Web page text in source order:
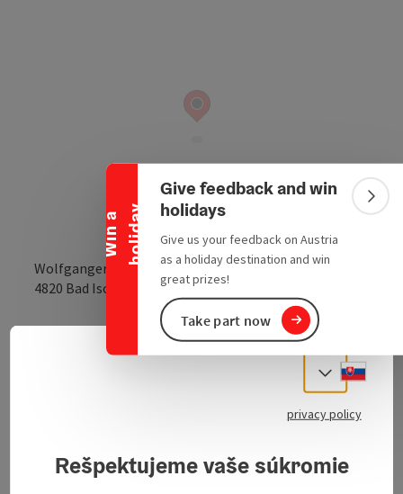
W
i
n
a
h
o
l
i
d
a y
Collapse banner
Give feedback and win
holidays
Give us your feedback on Austria
as a holiday destination and win
great prizes!
Take part now
Wolfganger Straße 28
4820 Bad Ischl
Beautiful gifts, flowers and flower arrangements
Send inquiry
Select
privacy policy
Rešpektujeme vaše súkromie